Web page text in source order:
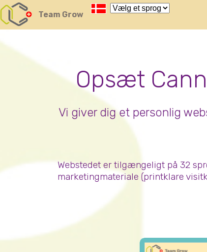
Team Grow
Nutze das POtential deiner Kryptowährungen
Geld verdienen - Info Monitor your performance and
view Skainet Channel on Youtube dansk - Skainet
2 hrs 48 mins ago
Tracking ON
Opsæt
Vi giver dig et personlig
Webstedet er tilgængeligt på 32
marketingmateriale (printklare